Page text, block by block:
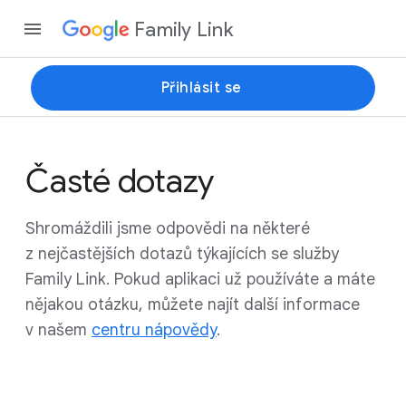
Family Link
Přihlásit se
Časté dotazy
Shromáždili jsme odpovědi na některé
z nejčastějších dotazů týkajících se služby
Family Link. Pokud aplikaci už používáte a máte
nějakou otázku, můžete najít další informace
v našem centru nápovědy.